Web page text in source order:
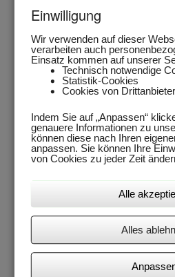
„Energieverteilung unter Kontrolle“
Die Einzelraumregelung dient dem
Gebäudebereichen abhängig von
Gemeinden mit unregelmäßig
einer komfortablen Steuerung über
Bediener, da dieser aus der Ferne
funktioniert ohne Eingriff in die
und gibt gleichzeitig Aufschluss über
Heizverhalten jedes einzelnen
Einwilligung
Wir verwenden auf dieser
verarbeiten auch
Einsatz kommen auf unserer
Technisch notwendige
Statistik-Cookies
Cookies von
Indem Sie auf „Anpassen“
genauere Informationen zu
können diese nach Ihren
anpassen. Sie können Ihre
von Cookies zu jeder Zeit
Alle
Alles